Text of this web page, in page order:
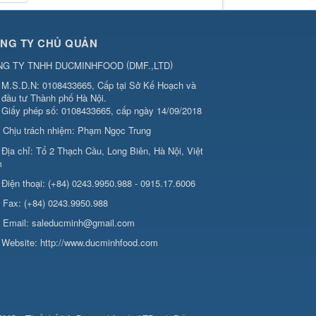
TY CHỦ QUẢN
TY TNHH DUCMINHFOOD (DMF.,LTD)
M.S.D.N: 0108433665, Cấp tại Sở Kế Hoạch và
đầu tư Thành phố Hà Nội.
Giấy phép số: 0108433665, cấp ngày 14/09/2018
Chịu trách nhiệm: Phạm Ngọc Trung
Địa chỉ: Tổ 2 Thạch Cầu, Long Biên, Hà Nội, Việt
Điện thoại: (+84) 0243.9950.988 - 0915.17.6006
Fax: (+84) 0243.9950.988
Email: saleducminh@gmail.com
Website: http://www.ducminhfood.com